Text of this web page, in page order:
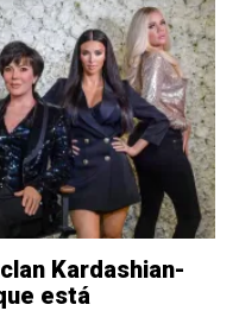
Kardashian-
está